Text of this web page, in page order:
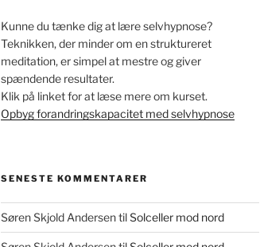
Kunne du tænke dig at lære selvhypnose?
Teknikken, der minder om en struktureret
meditation, er simpel at mestre og giver
spændende resultater.
Klik på linket for at læse mere om kurset.
Opbyg forandringskapacitet med selvhypnose
SENESTE KOMMENTARER
Søren Skjold AndersentilSolceller mod nord